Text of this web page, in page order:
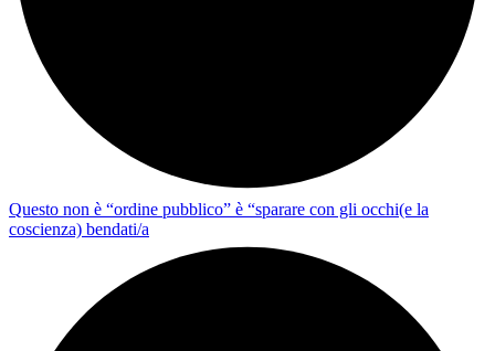
Questo non è “ordine pubblico” è “sparare con gli occhi(e la
coscienza) bendati/a